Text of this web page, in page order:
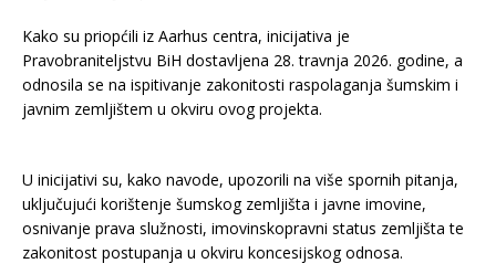
Kako su priopćili iz Aarhus centra, inicijativa je
Pravobraniteljstvu BiH dostavljena 28. travnja 2026. godine, a
odnosila se na ispitivanje zakonitosti raspolaganja šumskim i
javnim zemljištem u okviru ovog projekta.
U inicijativi su, kako navode, upozorili na više spornih pitanja,
uključujući korištenje šumskog zemljišta i javne imovine,
osnivanje prava služnosti, imovinskopravni status zemljišta te
zakonitost postupanja u okviru koncesijskog odnosa.